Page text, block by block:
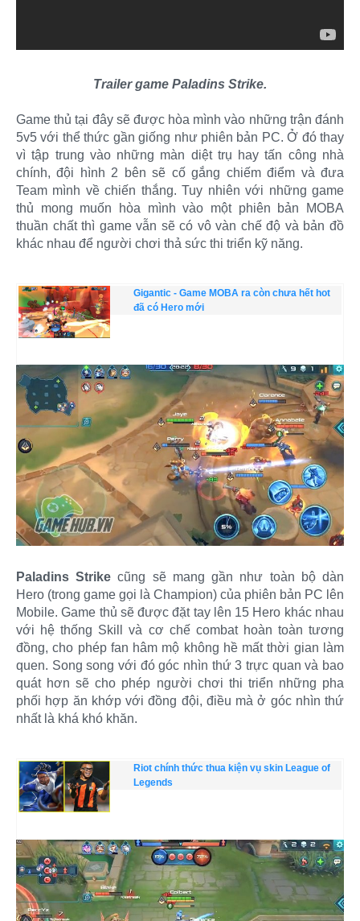
Trailer game Paladins Strike.
Game thủ tại đây sẽ được hòa mình vào những trận đánh
5v5 với thể thức gần giống như phiên bản PC. Ở đó thay
vì tập trung vào những màn diệt trụ hay tấn công nhà
chính, đội hình 2 bên sẽ cố gắng chiếm điểm và đưa
Team mình về chiến thắng. Tuy nhiên với những game
thủ mong muốn hòa mình vào một phiên bản MOBA
thuần chất thì game vẫn sẽ có vô vàn chế độ và bản đồ
khác nhau để người chơi thả sức thi triển kỹ năng.
Gigantic - Game MOBA ra còn chưa hết hot
đã có Hero mới
Paladins Strike cũng sẽ mang gần như toàn bộ dàn
Hero (trong game gọi là Champion) của phiên bản PC lên
Mobile. Game thủ sẽ được đặt tay lên 15 Hero khác nhau
với hệ thống Skill và cơ chế combat hoàn toàn tương
đồng, cho phép fan hâm mộ không hề mất thời gian làm
quen. Song song với đó góc nhìn thứ 3 trực quan và bao
quát hơn sẽ cho phép người chơi thi triển những pha
phối hợp ăn khớp với đồng đội, điều mà ở góc nhìn thứ
nhất là khá khó khăn.
Riot chính thức thua kiện vụ skin League of
Legends